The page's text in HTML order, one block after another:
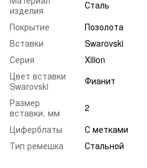
изделия
Сталь
Покрытие
Позолота
Вставки
Swarovski
Серия
Xilion
Цвет вставки
Swarovski
Фианит
Размер
вставки, мм
2
Циферблаты
С метками
Тип ремешка
Стальной